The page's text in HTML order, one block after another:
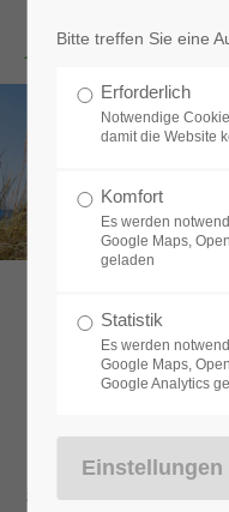
Die gesetzliche
zahlen Sie oder
Bitte treffen Sie eine
Erforderlich
Notwendige
damit die Website
Komfort
Es werden
Google Maps,
geladen
Statistik
Es werden
Google Maps,
Google Analytics